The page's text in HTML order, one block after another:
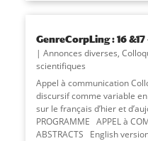
GenreCorpLing : 16 &17
Annonces diverses,
scientifiques
Appel à communication
discursif comme variable
sur le français d’hier et
PROGRAMME APPEL à
ABSTRACTS English